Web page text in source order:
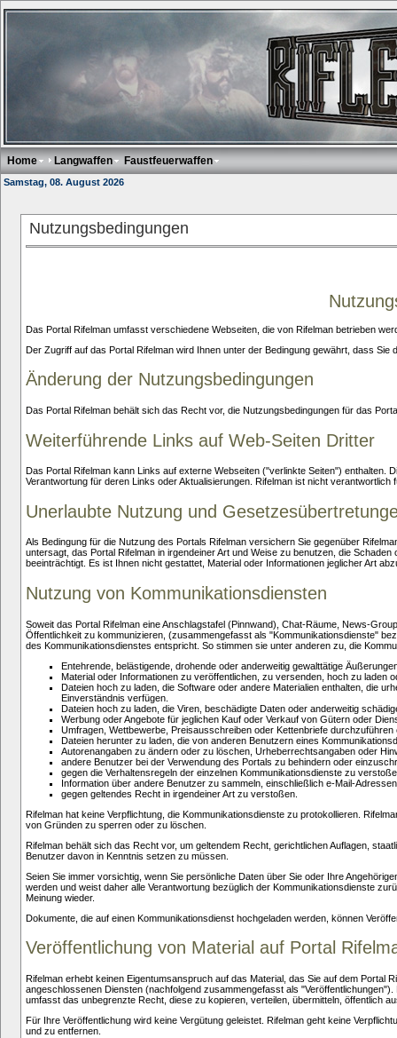
Home Langwaffen Faustfeuerwaffen
Samstag, 08. August 2026
Nutzungsbedingungen
Das Portal Rifelman umfasst verschiedene Webseiten, die von Rifelman betrieben
Der Zugriff auf das Portal Rifelman wird Ihnen unter der Bedingung gewährt, dass
Änderung der Nutzungsbedingungen
Das Portal Rifelman behält sich das Recht vor, die Nutzungsbedingungen für das
Weiterführende Links auf Web-Seiten Dritter
Das Portal Rifelman kann Links auf externe Webseiten ("verlinkte Seiten") enthalten.
Verantwortung für deren Links oder Aktualisierungen. Rifelman ist nicht
Unerlaubte Nutzung und
Als Bedingung für die Nutzung des Portals Rifelman versichern Sie gegenüber
untersagt, das Portal Rifelman in irgendeiner Art und Weise zu benutzen, die
beeinträchtigt. Es ist Ihnen nicht gestattet, Material oder Informationen jeglicher Art
Nutzung von Kommunikationsdiensten
Soweit das Portal Rifelman eine Anschlagstafel (Pinnwand), Chat-Räume, News-
Öffentlichkeit zu kommunizieren, (zusammengefasst als "Kommunikationsdienste"
des Kommunikationsdienstes entspricht. So stimmen sie unter anderen zu, die
Entehrende, belästigende, drohende oder anderweitig gewalttätige
Material oder Informationen zu veröffentlichen, zu versenden, hoch zu laden
Dateien hoch zu laden, die Software oder andere Materialien enthalten, die
Einverständnis verfügen.
Dateien hoch zu laden, die Viren, beschädigte Daten oder anderweitig
Werbung oder Angebote für jeglichen Kauf oder Verkauf von Gütern oder
Umfragen, Wettbewerbe, Preisausschreiben oder Kettenbriefe durchzuführen
Dateien herunter zu laden, die von anderen Benutzern eines
Autorenangaben zu ändern oder zu löschen, Urheberrechtsangaben oder
andere Benutzer bei der Verwendung des Portals zu behindern oder
gegen die Verhaltensregeln der einzelnen Kommunikationsdienste zu
Information über andere Benutzer zu sammeln, einschließlich e-Mail-
gegen geltendes Recht in irgendeiner Art zu verstoßen.
Rifelman hat keine Verpflichtung, die Kommunikationsdienste zu protokollieren.
von Gründen zu sperren oder zu löschen.
Rifelman behält sich das Recht vor, um geltendem Recht, gerichtlichen Auflagen,
Benutzer davon in Kenntnis setzen zu müssen.
Seien Sie immer vorsichtig, wenn Sie persönliche Daten über Sie oder Ihre
werden und weist daher alle Verantwortung bezüglich der Kommunikationsdienste
Meinung wieder.
Dokumente, die auf einen Kommunikationsdienst hochgeladen werden, können
Veröffentlichung von Material auf Portal
Rifelman erhebt keinen Eigentumsanspruch auf das Material, das Sie auf dem Portal
angeschlossenen Diensten (nachfolgend zusammengefasst als
umfasst das unbegrenzte Recht, diese zu kopieren, verteilen, übermitteln, öffentlich
Für Ihre Veröffentlichung wird keine Vergütung geleistet. Rifelman geht keine
und zu entfernen.